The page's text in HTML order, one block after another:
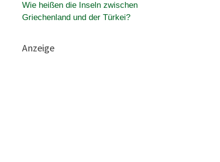
Wie heißen die Inseln zwischen
Griechenland und der Türkei?
Anzeige